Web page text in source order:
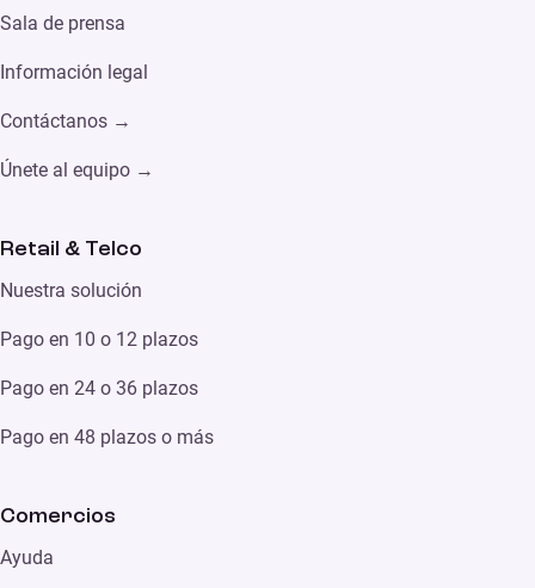
Sala de prensa
Información legal
Contáctanos →
Únete al equipo →
Retail & Telco
Nuestra solución
Pago en 10 o 12 plazos
Pago en 24 o 36 plazos
Pago en 48 plazos o más
Comercios
Ayuda